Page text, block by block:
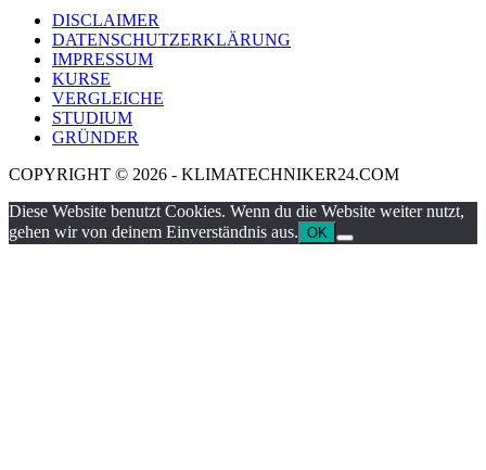
DISCLAIMER
DATENSCHUTZERKLÄRUNG
IMPRESSUM
KURSE
VERGLEICHE
STUDIUM
GRÜNDER
COPYRIGHT © 2026 - KLIMATECHNIKER24.COM
Diese Website benutzt Cookies. Wenn du die Website weiter nutzt,
gehen wir von deinem Einverständnis aus. OK